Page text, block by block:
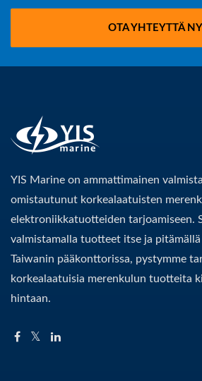
OTA YHTEYTTÄ
YIS Marine on ammattimainen
omistautunut korkealaatuisten
elektroniikkatuotteiden tarjoamiseen.
valmistamalla tuotteet itse ja
Taiwanin pääkonttorissa, pystymme
korkealaatuisia merenkulun tuotteita
hintaan.